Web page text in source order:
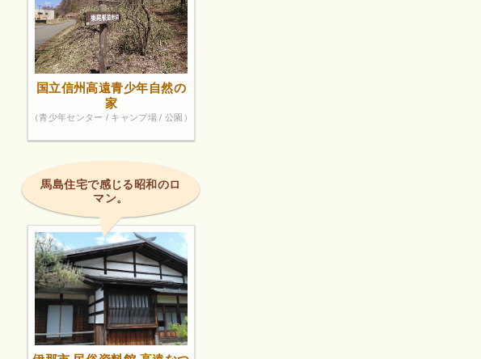
国立信州高遠青少年自然の
家
（青少年センター / キャンプ場 / 公園）
馬島住宅で感じる昭和のロ
マン。